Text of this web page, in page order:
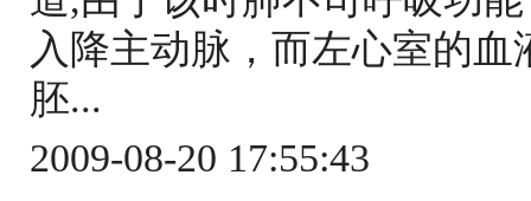
入降主动脉，而左心室的
胚...
2009-08-20 17:55:43